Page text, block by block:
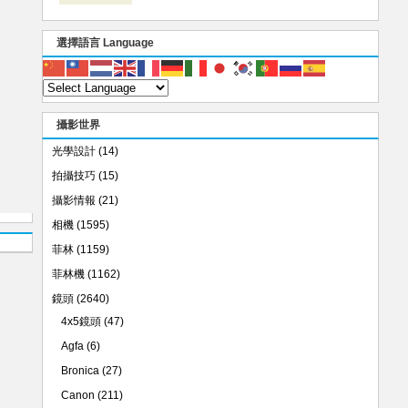
選擇語言 Language
攝影世界
光學設計 (14)
拍攝技巧 (15)
攝影情報 (21)
相機 (1595)
菲林 (1159)
菲林機 (1162)
鏡頭 (2640)
4x5鏡頭 (47)
Agfa (6)
Bronica (27)
Canon (211)